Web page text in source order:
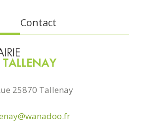
Contact
25870 Tallenay